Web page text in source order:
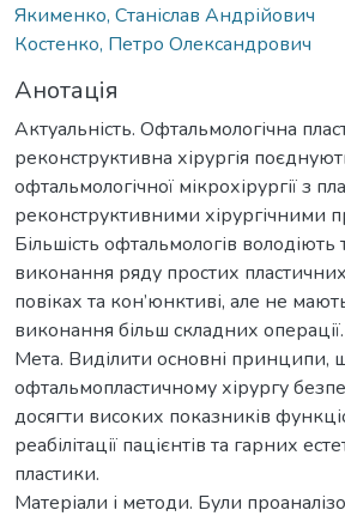
Якименко, Станіслав Андрійович
Костенко, Петро Олександрович
Анотація
Актуальність. Офтальмологічна
реконструктивна хірургія
офтальмологічної мікрохірургії з
реконструктивними хірургічними
Більшість офтальмологів володіють
виконання ряду простих
повіках та кон’юнктиві, але не
виконання більш складних операції.
Мета. Виділити основні принципи,
офтальмопластичному хірургу
досягти високих показників
реабілітації пацієнтів та гарних
пластики.
Матеріали і методи. Були